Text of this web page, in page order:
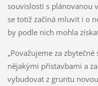
souvislosti s plánovanou
se totiž začíná mluvit i o
by podle nich mohla
„Považujeme za
nějakými přístavbami a
vybudovat z gruntu